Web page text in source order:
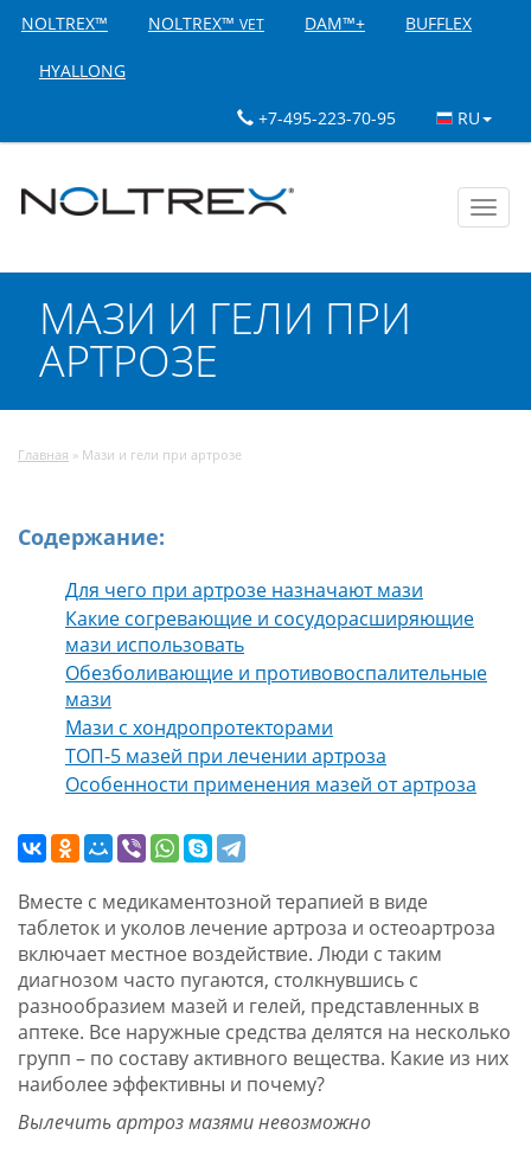
NOLTREX™ NOLTREX™ VET DAM™+ BUFFLEX
HYALLONG
+7-495-223-70-95 RU
МАЗИ И ГЕЛИ ПРИ
АРТРОЗЕ
Главная » Мази и гели при артрозе
Содержание:
Для чего при артрозе назначают мази
Какие согревающие и сосудорасширяющие
мази использовать
Обезболивающие и противовоспалительные
мази
Мази с хондропротекторами
ТОП-5 мазей при лечении артроза
Особенности применения мазей от артроза
Вместе с медикаментозной терапией в виде
таблеток и уколов лечение артроза и остеоартроза
включает местное воздействие. Люди с таким
диагнозом часто пугаются, столкнувшись с
разнообразием мазей и гелей, представленных в
аптеке. Все наружные средства делятся на несколько
групп – по составу активного вещества. Какие из них
наиболее эффективны и почему?
Вылечить артроз мазями невозможно